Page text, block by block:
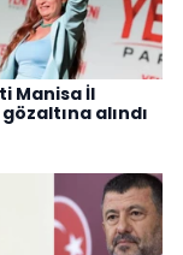
Manisa İl
alındı